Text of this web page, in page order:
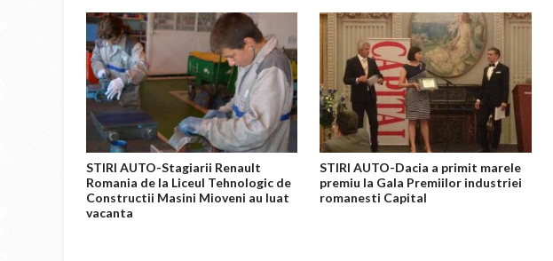
STIRI AUTO-Stagiarii Renault
Romania de la Liceul Tehnologic de
Constructii Masini Mioveni au luat
vacanta
STIRI AUTO-Dacia a primit marele
premiu la Gala Premiilor industriei
romanesti Capital